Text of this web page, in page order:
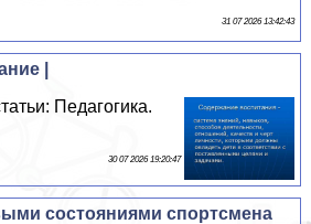
31 07 2026 13:42:43
|
Педагогика.
30 07 2026 19:20:47
состояниями спортсмена